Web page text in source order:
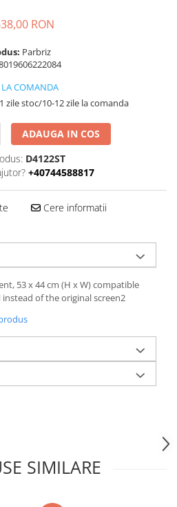
RON
Parbriz
LA COMANDA
1 zile stoc/10-12 zile la comanda
ADAUGA IN COS
D4122ST
+40744588817
Cere informatii
53 x 44 cm (H x W) compatible
of the original screen2
SIMILARE